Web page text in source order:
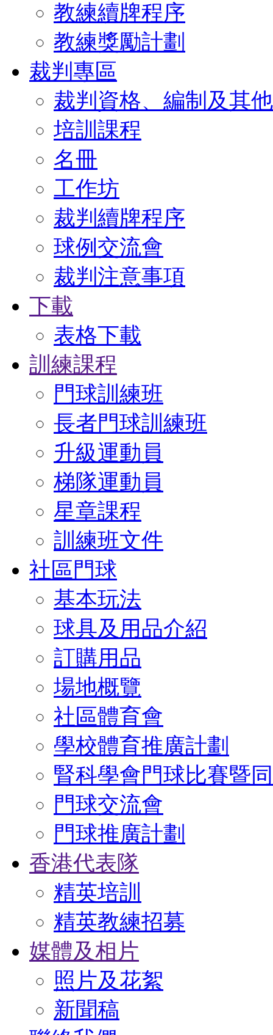
教練續牌程序
教練獎勵計劃
裁判專區
裁判資格、編制及其
培訓課程
名冊
工作坊
裁判續牌程序
球例交流會
裁判注意事項
下載
表格下載
訓練課程
門球訓練班
長者門球訓練班
升級運動員
梯隊運動員
星章課程
訓練班文件
社區門球
基本玩法
球具及用品介紹
訂購用品
場地概覽
社區體育會
學校體育推廣計劃
腎科學會門球比賽暨
門球交流會
門球推廣計劃
香港代表隊
精英培訓
精英教練招募
媒體及相片
照片及花絮
新聞稿